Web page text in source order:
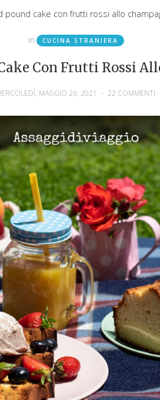
pound cake con frutti rossi allo
in CUCINA STRANIERA
Con Frutti Rossi
MAGGIO 26, 2021 - 22 COMMENTI